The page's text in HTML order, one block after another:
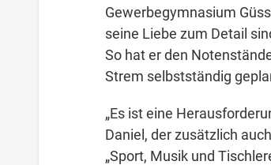
Gewerbegymnasium
seine Liebe zum Detail
So hat er den
Strem selbstständig
„Es ist eine
Daniel, der zusätzlich
„Sport, Musik und